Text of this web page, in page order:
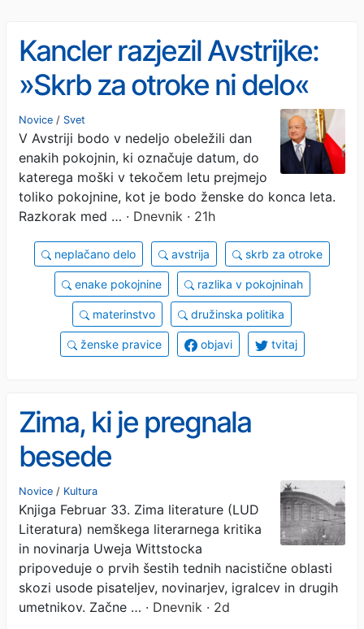
Kancler razjezil Avstrijke:
»Skrb za otroke ni delo«
Novice / Svet
V Avstriji bodo v nedeljo obeležili dan
enakih pokojnin, ki označuje datum, do
katerega moški v tekočem letu prejmejo
toliko pokojnine, kot je bodo ženske do konca leta.
Razkorak med … · Dnevnik · 21h
neplačano delo avstrija skrb za otroke
enake pokojnine razlika v pokojninah
materinstvo družinska politika
ženske pravice objavi tvitaj
Zima, ki je pregnala
besede
Novice / Kultura
Knjiga Februar 33. Zima literature (LUD
Literatura) nemškega literarnega kritika
in novinarja Uweja Wittstocka
pripoveduje o prvih šestih tednih nacistične oblasti
skozi usode pisateljev, novinarjev, igralcev in drugih
umetnikov. Začne … · Dnevnik · 2d